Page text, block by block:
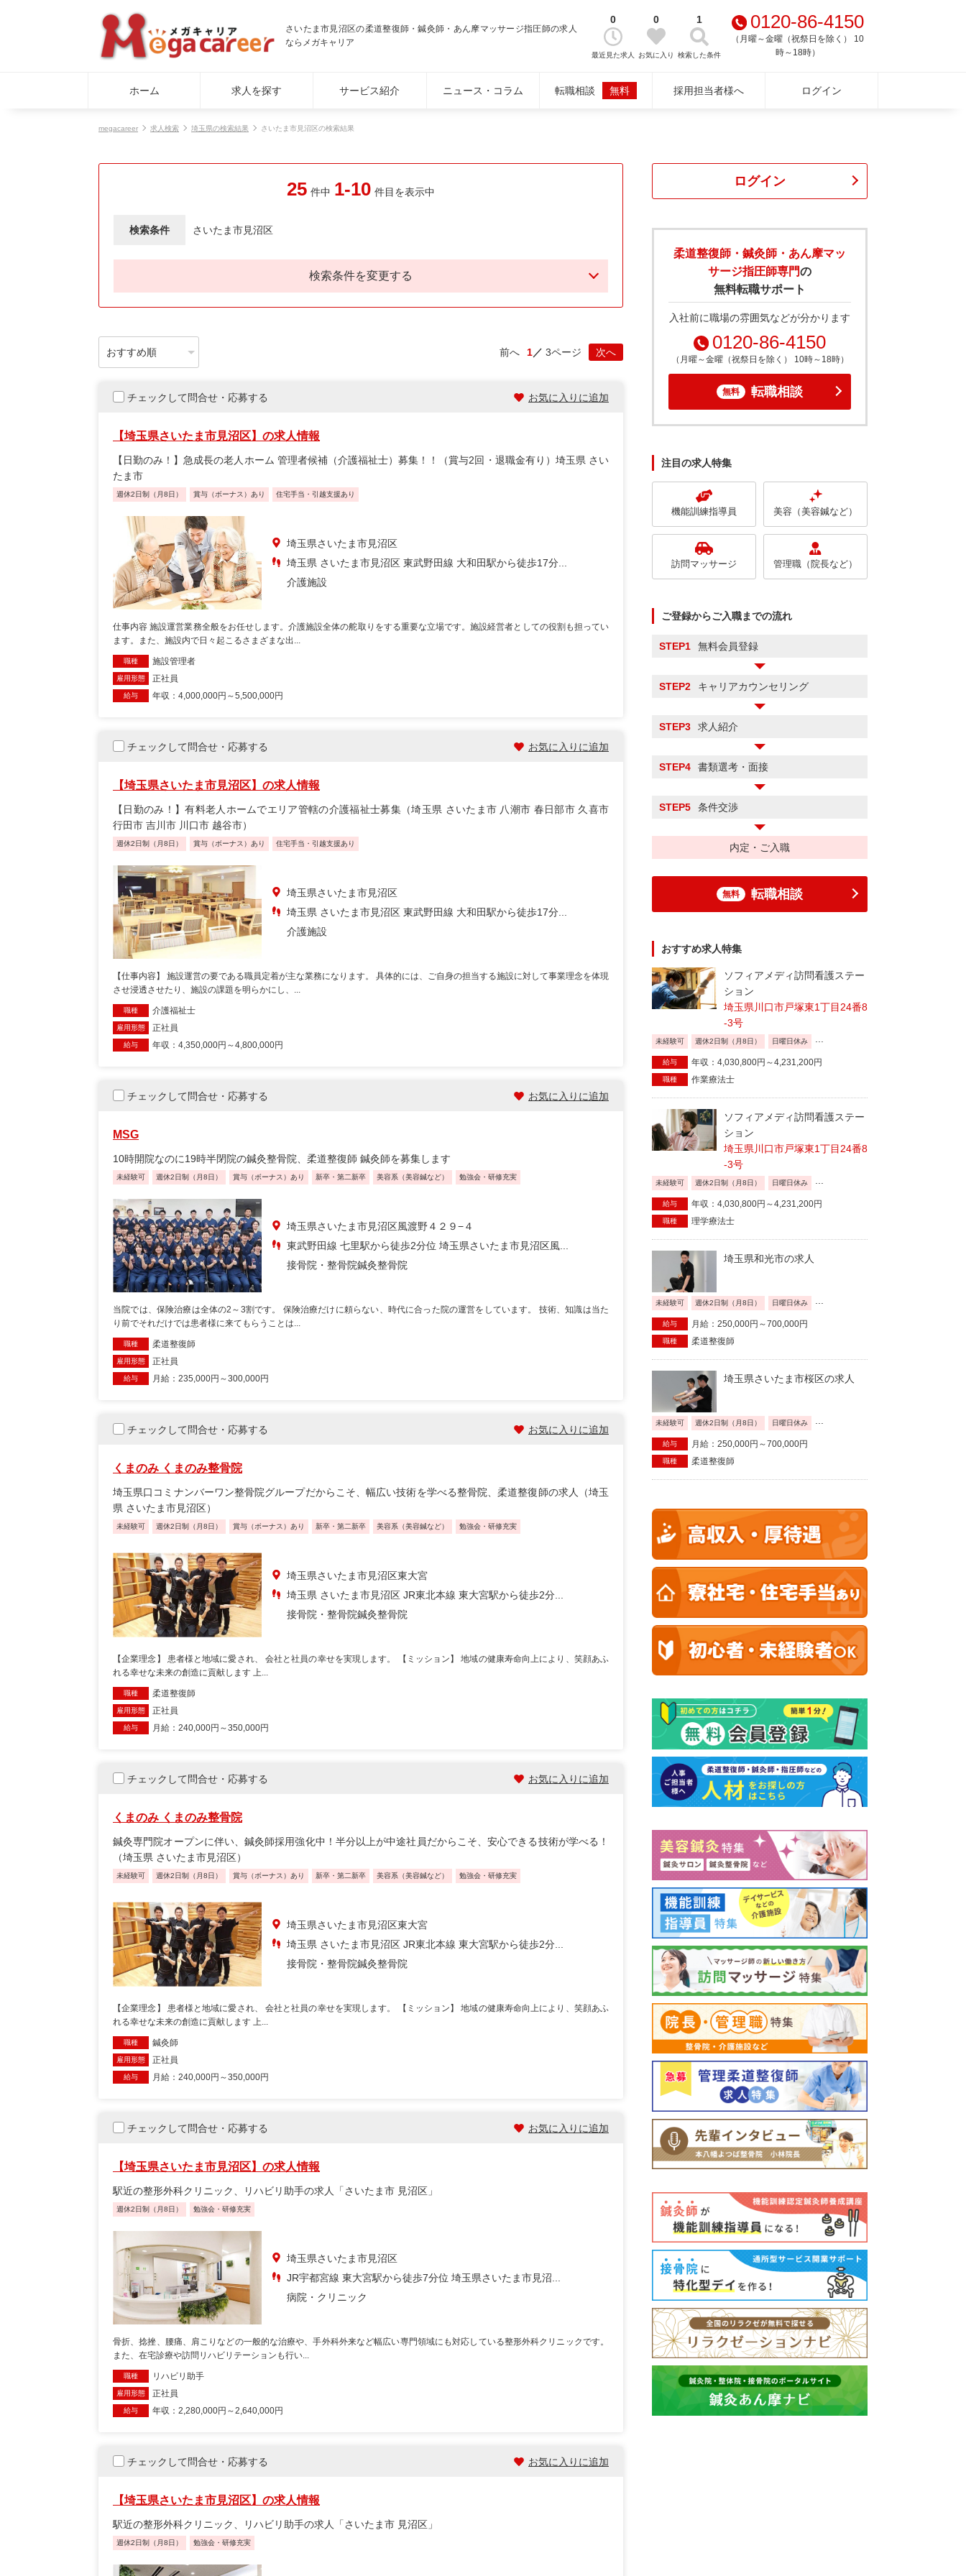
さいたま市見沼区の柔道整復師・鍼灸師・あん摩マッサージ指圧師の求人
ならメガキャリア
0
最近見た求人
0
お気に入り
1
検索した条件
0120-86-4150
（月曜～金曜（祝祭日を除く） 10
時～18時）
ホーム 求人を探す サービス紹介 ニュース・コラム 転職相談 無料 採用担当者様へ ログイン
megacareer 求人検索 埼玉県の検索結果 さいたま市見沼区の検索結果
25 件中 1-10 件目を表示中
検索条件 さいたま市見沼区
検索条件を変更する
前へ 1 3ページ 次へ
チェックして問合せ・応募する お気に入りに追加
【埼玉県さいたま市見沼区】の求人情報
【日勤のみ！】急成長の老人ホーム 管理者候補（介護福祉士）募集！！（賞与2回・退職金有り）埼玉県 さい
たま市
週休2日制（月8日） 賞与（ボーナス）あり 住宅手当・引越支援あり
埼玉県さいたま市見沼区
埼玉県 さいたま市見沼区 東武野田線 大和田駅から徒歩17分...
介護施設
仕事内容 施設運営業務全般をお任せします。介護施設全体の舵取りをする重要な立場です。施設経営者としての役割も担ってい
ます。また、施設内で日々起こるさまざまな出...
職種 施設管理者
雇用形態 正社員
給与 年収：4,000,000円～5,500,000円
チェックして問合せ・応募する お気に入りに追加
【埼玉県さいたま市見沼区】の求人情報
【日勤のみ！】有料老人ホームでエリア管轄の介護福祉士募集（埼玉県 さいたま市 八潮市 春日部市 久喜市
行田市 吉川市 川口市 越谷市）
週休2日制（月8日） 賞与（ボーナス）あり 住宅手当・引越支援あり
埼玉県さいたま市見沼区
埼玉県 さいたま市見沼区 東武野田線 大和田駅から徒歩17分...
介護施設
【仕事内容】 施設運営の要である職員定着が主な業務になります。 具体的には、ご自身の担当する施設に対して事業理念を体現
させ浸透させたり、施設の課題を明らかにし、...
職種 介護福祉士
雇用形態 正社員
給与 年収：4,350,000円～4,800,000円
チェックして問合せ・応募する お気に入りに追加
MSG
10時開院なのに19時半閉院の鍼灸整骨院、柔道整復師 鍼灸師を募集します
未経験可 週休2日制（月8日） 賞与（ボーナス）あり 新卒・第二新卒 美容系（美容鍼など） 勉強会・研修充実
埼玉県さいたま市見沼区風渡野４２９−４
東武野田線 七里駅から徒歩2分位 埼玉県さいたま市見沼区風...
接骨院・整骨院鍼灸整骨院
当院では、保険治療は全体の2～3割です。 保険治療だけに頼らない、時代に合った院の運営をしています。 技術、知識は当た
り前でそれだけでは患者様に来てもらうことは...
職種 柔道整復師
雇用形態 正社員
給与 月給：235,000円～300,000円
チェックして問合せ・応募する お気に入りに追加
くまのみ くまのみ整骨院
埼玉県口コミナンバーワン整骨院グループだからこそ、幅広い技術を学べる整骨院、柔道整復師の求人（埼玉
県 さいたま市見沼区）
未経験可 週休2日制（月8日） 賞与（ボーナス）あり 新卒・第二新卒 美容系（美容鍼など） 勉強会・研修充実
埼玉県さいたま市見沼区東大宮
埼玉県 さいたま市見沼区 JR東北本線 東大宮駅から徒歩2分...
接骨院・整骨院鍼灸整骨院
【企業理念】 患者様と地域に愛され、 会社と社員の幸せを実現します。 【ミッション】 地域の健康寿命向上により、笑顔あふ
れる幸せな未来の創造に貢献します 上...
職種 柔道整復師
雇用形態 正社員
給与 月給：240,000円～350,000円
チェックして問合せ・応募する お気に入りに追加
くまのみ くまのみ整骨院
鍼灸専門院オープンに伴い、鍼灸師採用強化中！半分以上が中途社員だからこそ、安心できる技術が学べる！
（埼玉県 さいたま市見沼区）
未経験可 週休2日制（月8日） 賞与（ボーナス）あり 新卒・第二新卒 美容系（美容鍼など） 勉強会・研修充実
埼玉県さいたま市見沼区東大宮
埼玉県 さいたま市見沼区 JR東北本線 東大宮駅から徒歩2分...
接骨院・整骨院鍼灸整骨院
【企業理念】 患者様と地域に愛され、 会社と社員の幸せを実現します。 【ミッション】 地域の健康寿命向上により、笑顔あふ
れる幸せな未来の創造に貢献します 上...
職種 鍼灸師
雇用形態 正社員
給与 月給：240,000円～350,000円
チェックして問合せ・応募する お気に入りに追加
【埼玉県さいたま市見沼区】の求人情報
駅近の整形外科クリニック、リハビリ助手の求人「さいたま市 見沼区」
週休2日制（月8日） 勉強会・研修充実
埼玉県さいたま市見沼区
JR宇都宮線 東大宮駅から徒歩7分位 埼玉県さいたま市見沼...
病院・クリニック
骨折、捻挫、腰痛、肩こりなどの一般的な治療や、手外科外来など幅広い専門領域にも対応している整形外科クリニックです。
また、在宅診療や訪問リハビリテーションも行い...
職種 リハビリ助手
雇用形態 正社員
給与 年収：2,280,000円～2,640,000円
チェックして問合せ・応募する お気に入りに追加
【埼玉県さいたま市見沼区】の求人情報
駅近の整形外科クリニック、リハビリ助手の求人「さいたま市 見沼区」
週休2日制（月8日） 勉強会・研修充実
ログイン
柔道整復師・鍼灸師・あん摩マッ
サージ指圧師専門の
無料転職サポート
入社前に職場の雰囲気などが分かります
0120-86-4150
（月曜～金曜（祝祭日を除く） 10時～18時）
無料 転職相談
注目の求人特集
機能訓練指導員 美容（美容鍼など）
訪問マッサージ 管理職（院長など）
ご登録からご入職までの流れ
STEP1 無料会員登録
STEP2 キャリアカウンセリング
STEP3 求人紹介
STEP4 書類選考・面接
STEP5 条件交渉
内定・ご入職
無料 転職相談
おすすめ求人特集
ソフィアメディ訪問看護ステー
ション
埼玉県川口市戸塚東1丁目24番8
-3号
未経験可 週休2日制（月8日） 日曜日休み
給与 年収：4,030,800円～4,231,200円
職種 作業療法士
ソフィアメディ訪問看護ステー
ション
埼玉県川口市戸塚東1丁目24番8
-3号
未経験可 週休2日制（月8日） 日曜日休み
給与 年収：4,030,800円～4,231,200円
職種 理学療法士
埼玉県和光市の求人
未経験可 週休2日制（月8日） 日曜日休み
給与 月給：250,000円～700,000円
職種 柔道整復師
埼玉県さいたま市桜区の求人
未経験可 週休2日制（月8日） 日曜日休み
給与 月給：250,000円～700,000円
職種 柔道整復師